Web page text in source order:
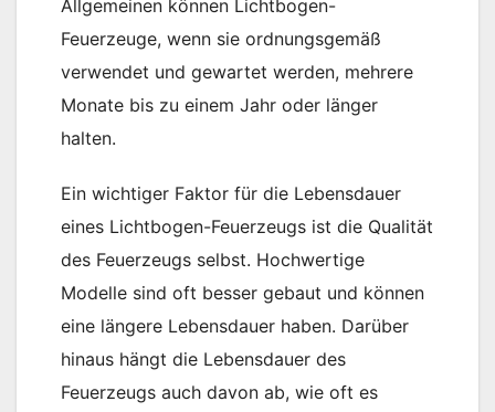
Allgemeinen können Lichtbogen-
Feuerzeuge, wenn sie ordnungsgemäß
verwendet und gewartet werden, mehrere
Monate bis zu einem Jahr oder länger
halten.
Ein wichtiger Faktor für die Lebensdauer
eines Lichtbogen-Feuerzeugs ist die Qualität
des Feuerzeugs selbst. Hochwertige
Modelle sind oft besser gebaut und können
eine längere Lebensdauer haben. Darüber
hinaus hängt die Lebensdauer des
Feuerzeugs auch davon ab, wie oft es